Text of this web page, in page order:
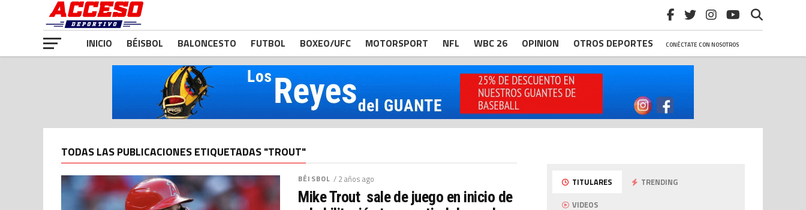
CONÉCTATE CON NOSOTROS
INICIO BÉISBOL BALONCESTO FUTBOL BOXEO/UFC MOTORSPORT NFL WBC 26 OPINION OTROS DEPORTES
TODAS LAS PUBLICACIONES ETIQUETADAS "TROUT"
BÉISBOL / 2 años ago
Mike Trout sale de juego en inicio de
TITULARES
TRENDING
VIDEOS